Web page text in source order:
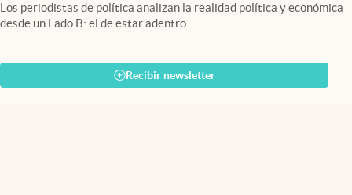
Los periodistas de política analizan la realidad política y económica
desde un Lado B: el de estar adentro.
Recibir newsletter